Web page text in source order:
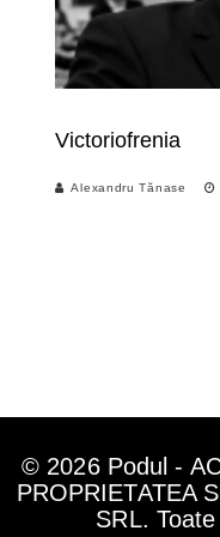
Victoriofrenia
Alexandru Tănase
© 2026 Podul -
PROPRIETATEA
SRL.